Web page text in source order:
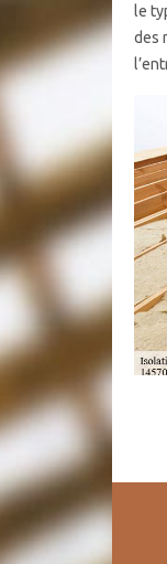
le
des
de